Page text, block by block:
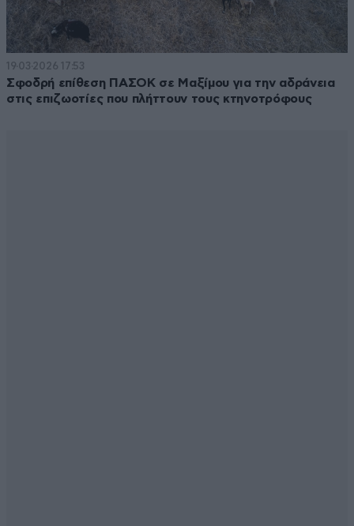
19·03·2026 17:53
Σφοδρή επίθεση ΠΑΣΟΚ σε Μαξίμου για την αδράνεια
στις επιζωοτίες που πλήττουν τους κτηνοτρόφους